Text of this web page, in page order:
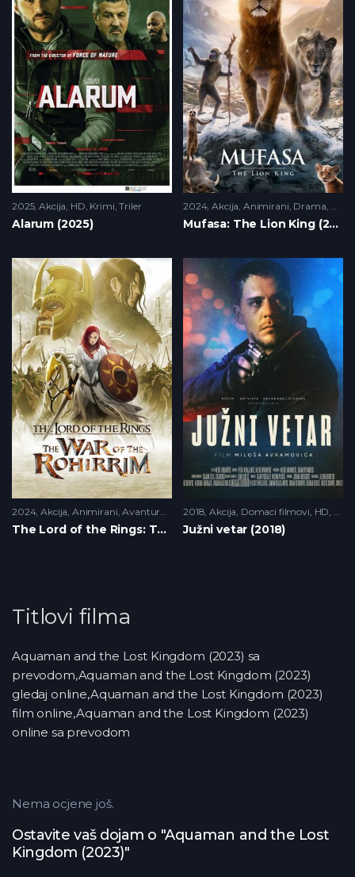
2025 Akcija HD Krimi ,Triler
Alarum (2025)
2024 Akcija Animirani Drama
Mufasa: The Lion King (2024)
2024 Akcija Animirani ,Avantura HD
The Lord of the Rings: The War of the Rohirrim (2024)
2018 Akcija Domaci filmovi HD
Južni vetar (2018)
Titlovi filma
Aquaman and the Lost Kingdom (2023) sa
prevodom,Aquaman and the Lost Kingdom (2023)
gledaj online,Aquaman and the Lost Kingdom (2023)
film online,Aquaman and the Lost Kingdom (2023)
online sa prevodom
Ostavite vaš dojam o "Aquaman and the Lost
Kingdom (2023)"
Nema ocjene još.